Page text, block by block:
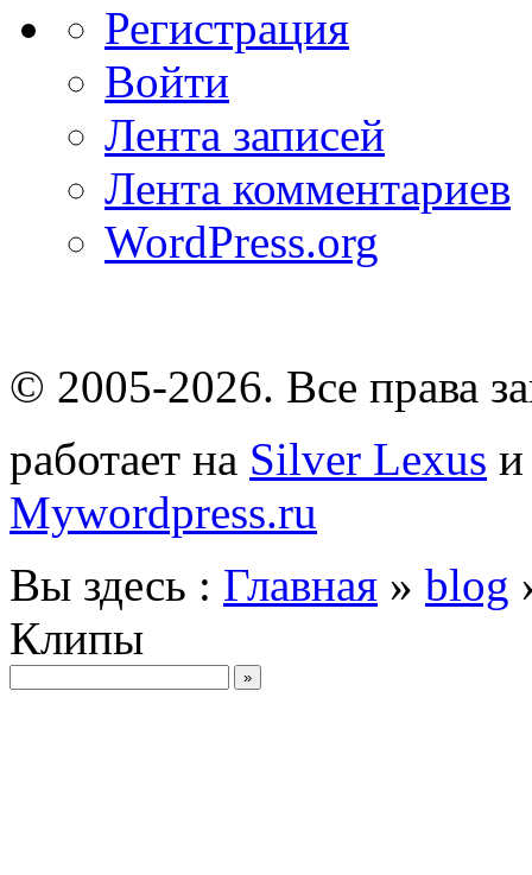
Регистрация
Войти
Лента записей
Лента комментариев
WordPress.org
© 2005-2026. Все права
работает на Silver Lexus
Mywordpress.ru
Вы здесь : Главная » blog
Клипы